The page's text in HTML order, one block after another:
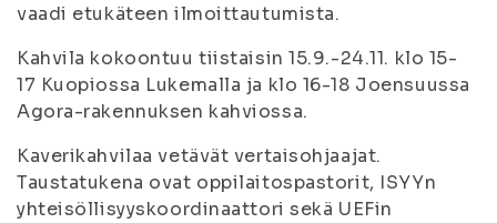
vaadi etukäteen ilmoittautumista.
Kahvila kokoontuu tiistaisin 15.9.-24.11. klo 15-
17 Kuopiossa Lukemalla ja klo 16-18 Joensuussa
Agora-rakennuksen kahviossa.
Kaverikahvilaa vetävät vertaisohjaajat.
Taustatukena ovat oppilaitospastorit, ISYYn
yhteisöllisyyskoordinaattori sekä UEFin